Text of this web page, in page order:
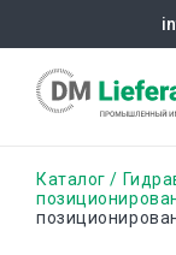
основному
Строка
Каталог